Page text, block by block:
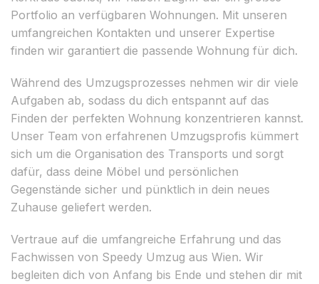
Portfolio an verfügbaren Wohnungen. Mit unseren
umfangreichen Kontakten und unserer Expertise
finden wir garantiert die passende Wohnung für dich.
Während des Umzugsprozesses nehmen wir dir viele
Aufgaben ab, sodass du dich entspannt auf das
Finden der perfekten Wohnung konzentrieren kannst.
Unser Team von erfahrenen Umzugsprofis kümmert
sich um die Organisation des Transports und sorgt
dafür, dass deine Möbel und persönlichen
Gegenstände sicher und pünktlich in dein neues
Zuhause geliefert werden.
Vertraue auf die umfangreiche Erfahrung und das
Fachwissen von Speedy Umzug aus Wien. Wir
begleiten dich von Anfang bis Ende und stehen dir mit